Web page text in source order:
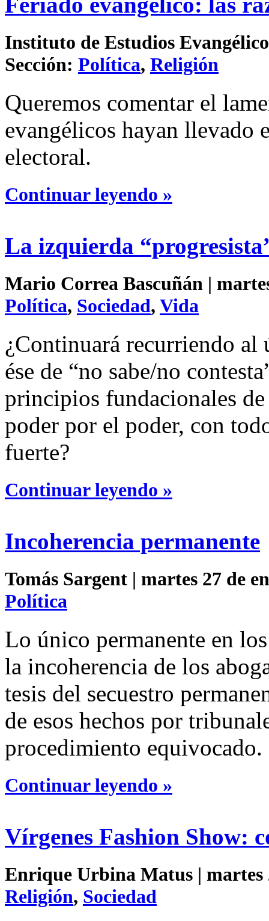
Instituto de Estudios
Sección: Política, Religión
Queremos comentar el
evangélicos hayan llevado
electoral.
Continuar leyendo »
La izquierda
Mario Correa Bascuñán |
Política, Sociedad, Vida
¿Continuará recurriendo al
ése de “no sabe/no
principios fundacionales
poder por el poder, con
fuerte?
Continuar leyendo »
Incoherencia permanente
Tomás Sargent | martes 27 de
Política
Lo único permanente en
la incoherencia de los
tesis del secuestro
de esos hechos por
procedimiento equivocado.
Continuar leyendo »
Vírgenes Fashion Show:
Enrique Urbina Matus | martes
Religión, Sociedad